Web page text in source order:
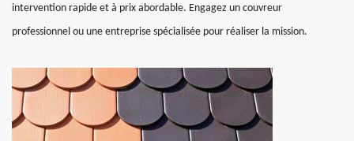
intervention rapide et à prix abordable. Engagez un couvreur
professionnel ou une entreprise spécialisée pour réaliser la mission.